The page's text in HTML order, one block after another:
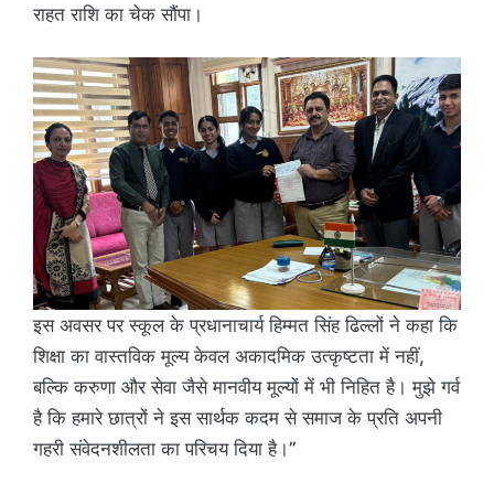
राहत राशि का चेक सौंपा।
इस अवसर पर स्कूल के प्रधानाचार्य हिम्मत सिंह ढिल्लों ने कहा कि
शिक्षा का वास्तविक मूल्य केवल अकादमिक उत्कृष्टता में नहीं,
बल्कि करुणा और सेवा जैसे मानवीय मूल्यों में भी निहित है। मुझे गर्व
है कि हमारे छात्रों ने इस सार्थक कदम से समाज के प्रति अपनी
गहरी संवेदनशीलता का परिचय दिया है।”